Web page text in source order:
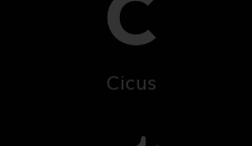
Cicus